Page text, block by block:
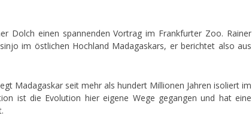
Dolch einen spannenden Vortrag im Frankfurter Zoo. Rainer
im östlichen Hochland Madagaskars, er berichtet also aus
Madagaskar seit mehr als hundert Millionen Jahren isoliert im
ist die Evolution hier eigene Wege gegangen und hat eine